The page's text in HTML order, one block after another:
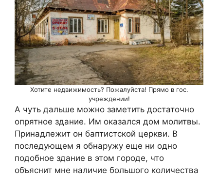
Хотите недвижимость? Пожалуйста! Прямо в гос.
учреждении!
А чуть дальше можно заметить достаточно
опрятное здание. Им оказался дом молитвы.
Принадлежит он баптистской церкви. В
последующем я обнаружу еще ни одно
подобное здание в этом городе, что
объяснит мне наличие большого количества